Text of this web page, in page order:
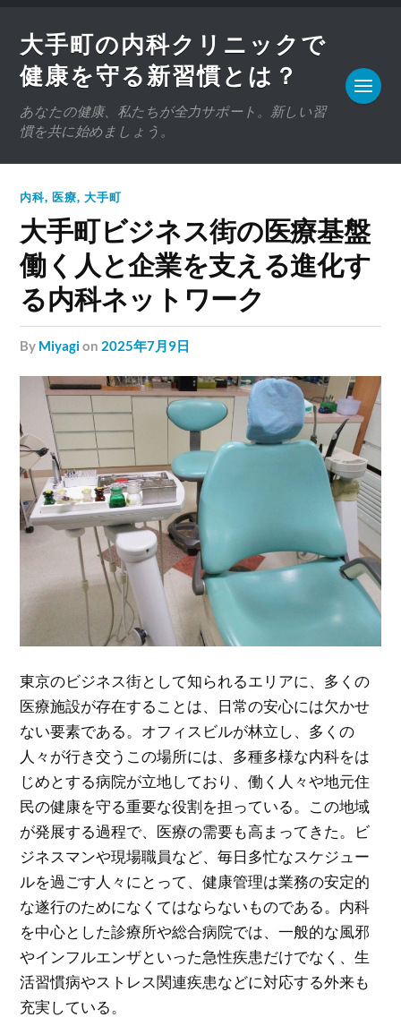
大手町の内科クリニックで
健康を守る新習慣とは？
あなたの健康、私たちが全力サポート。新しい習
慣を共に始めましょう。
内科, 医療,大手町
大手町ビジネス街の医療基盤
働く人と企業を支える進化す
る内科ネットワーク
by Miyagion 2025年7月9日
東京のビジネス街として知られるエリアに、多くの
医療施設が存在することは、日常の安心には欠かせ
ない要素である。 オフィスビルが林立し、多くの
人々が行き交うこの場所には、多種多様な内科をは
じめとする病院が立地しており、働く人々や地元住
民の健康を守る重要な役割を担っている。この地域
が発展する過程で、医療の需要も高まってきた。ビ
ジネスマンや現場職員など、毎日多忙なスケジュー
ルを過ごす人々にとって、健康管理は業務の安定的
な遂行のためになくてはならないものである。内科
を中心とした診療所や総合病院では、一般的な風邪
やインフルエンザといった急性疾患だけでなく、生
活習慣病やストレス関連疾患などに対応する外来も
充実している。